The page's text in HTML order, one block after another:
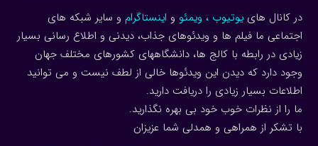
در کانال هاییوتیوب ، ویمئو و اینستاگرام و سایر شبکه های
اجتماعی ما فیلم ها و ویدئوهای جذاب، دیدنی و اطلاع رسانی بسیار
زیادی در رابطه با کالج ها، دانشگاههای کشورهای مختلف جهان
وجود دارد که دیدن این ویدئوها خالی از لطف نیست و می توانید
اطلاعات بسیار زیادی را دریافت دارید.
ما را از نظرات خوب خود بی بهره نگذارید.
با تشکر از همراهی و همدلی شما عزیزان
مکالمه را شروع کنید
سلام! برای چت در WhatsApp
پرسنل پشتیبانی که
میخواهید با او صحبت کنید را انتخاب کنید
ما معمولاً در چند دقیقه پاسخ می دهیم
لطفاً برای شروع گفتگو جدید ، ابتدا
مشاوره رایگان با مدیریت در واتس آپ